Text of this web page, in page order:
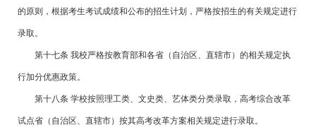
的原则，根据考生考试成绩和公布的招生计划，严格按招生的有关规定进行
录取。
第十七条 我校严格按教育部和各省（自治区、直辖市）的相关规定执
行加分优惠政策。
第十八条 学校按照理工类、文史类、艺体类分类录取，高考综合改革
试点省（自治区、直辖市）按其高考改革方案相关规定进行录取。